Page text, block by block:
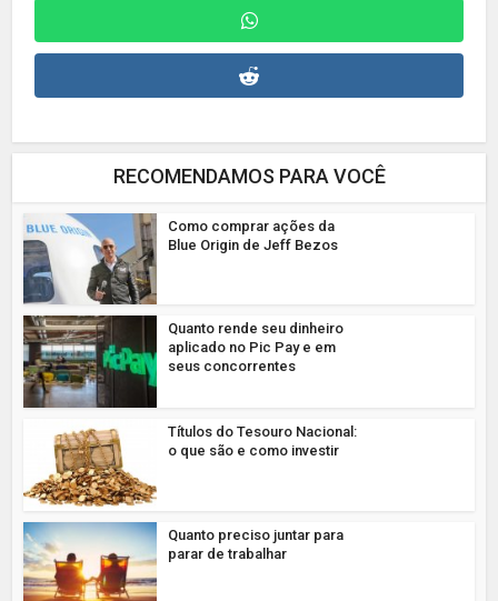
RECOMENDAMOS PARA VOCÊ
Como comprar ações da
Blue Origin de Jeff Bezos
Quanto rende seu dinheiro
aplicado no Pic Pay e em
seus concorrentes
Títulos do Tesouro Nacional:
o que são e como investir
Quanto preciso juntar para
parar de trabalhar